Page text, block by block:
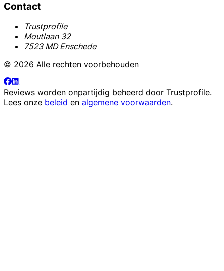
Contact
Trustprofile
Moutlaan 32
7523 MD Enschede
© 2026 Alle rechten voorbehouden
Reviews worden onpartijdig beheerd door Trustprofile.
Lees onze beleid en algemene voorwaarden.